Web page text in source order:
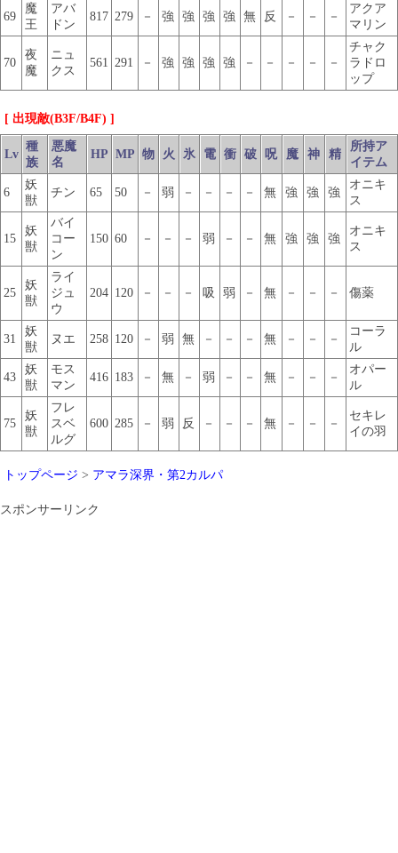
69
魔
王
アバ
ドン
817 279 － 強 強 強 強 無 反 － － －
アクア
マリン
70
夜
魔
ニュ
クス
561 291 － 強 強 強 強 － － － － －
チャク
ラドロ
ップ
[ 出現敵(B3F/B4F) ]
Lv
種
族
悪魔
名
HP MP 物 火 氷 電 衝 破 呪 魔 神 精
所持ア
イテム
6
妖
獣
チン 65 50 － 弱 － － － － 無 強 強 強
オニキ
ス
15
妖
獣
バイ
コー
ン
150 60 － － － 弱 － － 無 強 強 強
オニキ
ス
25
妖
獣
ライ
ジュ
ウ
204 120 － － － 吸 弱 － 無 － － － 傷薬
31
妖
獣
ヌエ 258 120 － 弱 無 － － － 無 － － －
コーラ
ル
43
妖
獣
モス
マン
416 183 － 無 － 弱 － － 無 － － －
オパー
ル
75
妖
獣
フレ
スベ
ルグ
600 285 － 弱 反 － － － 無 － － －
セキレ
イの羽
トップページ > アマラ深界・第2カルパ
スポンサーリンク